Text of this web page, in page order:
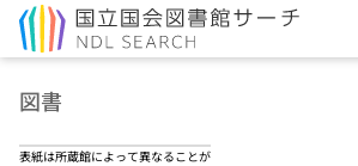
図書
表紙は所蔵館によって異なることが